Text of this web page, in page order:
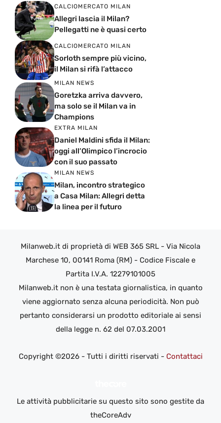
CALCIOMERCATO MILAN
Allegri lascia il Milan?
Pellegatti ne è quasi certo
CALCIOMERCATO MILAN
Sorloth sempre più vicino,
il Milan si rifà l’attacco
MILAN NEWS
Goretzka arriva davvero,
ma solo se il Milan va in
Champions
EXTRA MILAN
Daniel Maldini sfida il Milan:
oggi all’Olimpico l’incrocio
con il suo passato
MILAN NEWS
Milan, incontro strategico
a Casa Milan: Allegri detta
la linea per il futuro
Milanweb.it di proprietà di WEB 365 SRL - Via Nicola
Marchese 10, 00141 Roma (RM) - Codice Fiscale e
Partita I.V.A. 12279101005
Milanweb.it non è una testata giornalistica, in quanto
viene aggiornato senza alcuna periodicità. Non può
pertanto considerarsi un prodotto editoriale ai sensi
della legge n. 62 del 07.03.2001
Copyright ©2026 - Tutti i diritti riservati - Contattaci
Le attività pubblicitarie su questo sito sono gestite da
theCoreAdv